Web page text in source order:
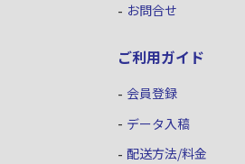
お問合せ
ご利用ガイド
会員登録
データ入稿
配送方法/料金